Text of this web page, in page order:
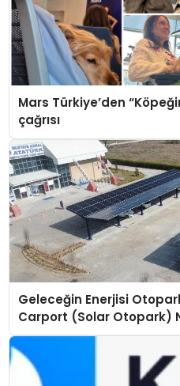
Mars Türkiye’den
çağrısı
Geleceğin Enerjisi
Carport (Solar Otopark)